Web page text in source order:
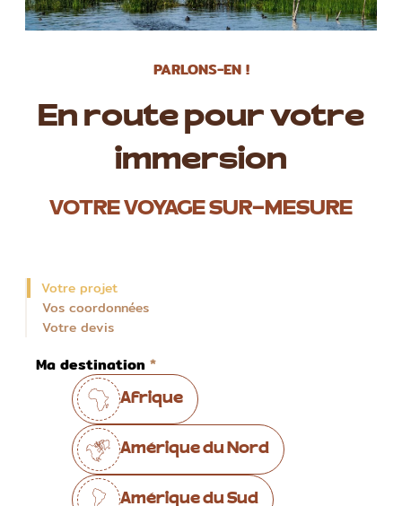
PARLONS-EN !
En route pour votre
immersion
VOTRE VOYAGE SUR-MESURE
Votre projet
Vos coordonnées
Votre devis
Ma destination
Afrique
Amérique du Nord
Amérique du Sud